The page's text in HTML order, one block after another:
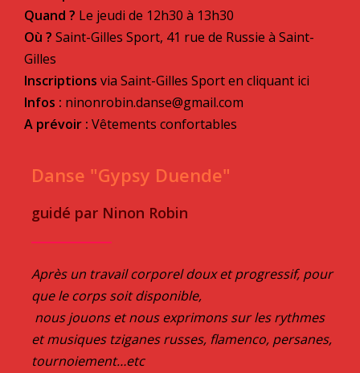
Quand ? Le jeudi de 12h30 à 13h30
Où ?Saint-Gilles Sport, 41 rue de Russie à Saint-
Gilles
Inscriptions via Saint-Gilles Sport en cliquant ici
Infos : ninonrobin.danse@gmail.com
A prévoir : Vêtements confortables
Danse "Gypsy Duende"
guidé par Ninon Robin
Après un travail corporel doux et progressif, pour
que le corps soit disponible,
nous jouons et nous exprimons sur les rythmes
et musiques tziganes russes, flamenco, persanes,
tournoiement…etc